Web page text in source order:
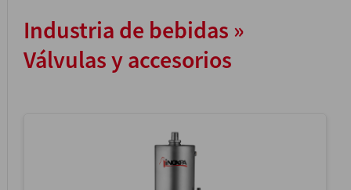
Industria de bebidas »
Válvulas y accesorios